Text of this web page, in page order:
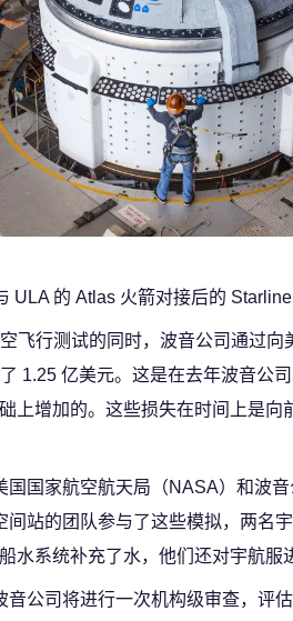
ULA 的 Atlas 火箭对接后的
飞行测试的同时，波音公司通过
1.25 亿美元。这是在去年波音公
上增加的。这些损失在时间上是
国家航空航天局（NASA）和波
站的团队参与了这些模拟，两名
水系统补充了水，他们还对宇航服
公司将进行一次机构级审查，评估